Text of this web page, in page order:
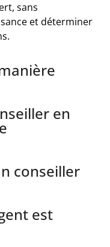
sans
et déterminer
en
conseiller
est